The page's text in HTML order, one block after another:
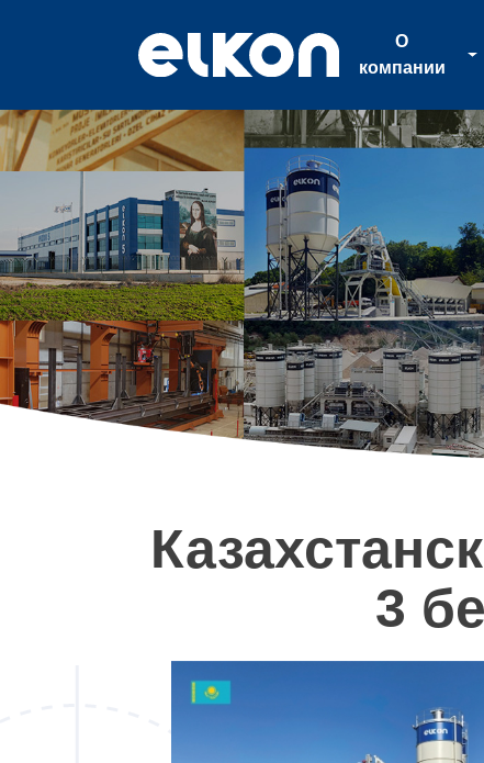
О
компании
Продукция
Новости
Каталог
заказчики
О
компании
3